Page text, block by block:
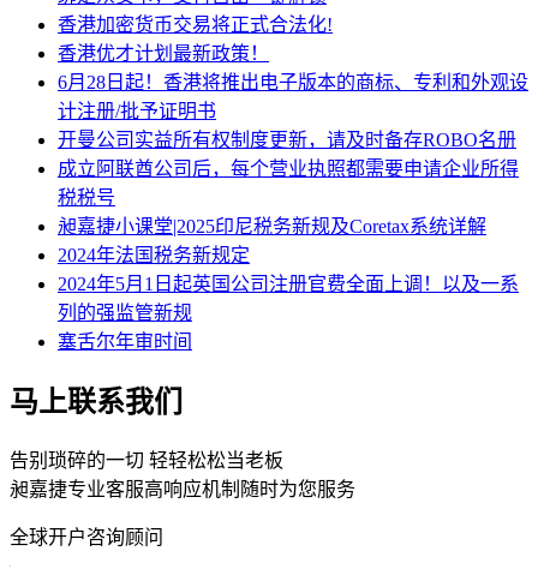
香港加密货币交易将正式合法化!
香港优才计划最新政策！
6月28日起！香港将推出电子版本的商标、专利和外观设
计注册/批予证明书
开曼公司实益所有权制度更新，请及时备存ROBO名册
成立阿联酋公司后，每个营业执照都需要申请企业所得
税税号
昶嘉捷小课堂|2025印尼税务新规及Coretax系统详解
2024年法国税务新规定
2024年5月1日起英国公司注册官费全面上调！以及一系
列的强监管新规
塞舌尔年审时间
马上联系我们
告别琐碎的一切 轻轻松松当老板
昶嘉捷专业客服高响应机制随时为您服务
全球开户咨询顾问